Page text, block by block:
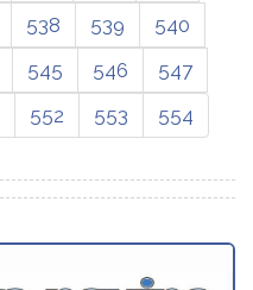
538 539
540
545 546
547
552 553 554